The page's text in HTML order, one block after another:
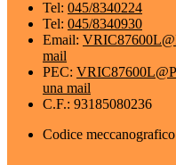
Tel: 045/8340224
Tel: 045/8340930
Email:
mail
PEC:
una mail
C.F.: 93185080236
Codice